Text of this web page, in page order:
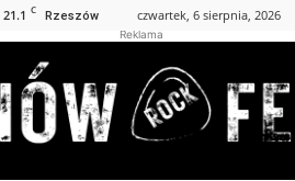
21.1 C Rzeszów czwartek, 6 sierpnia, 2026
Reklama